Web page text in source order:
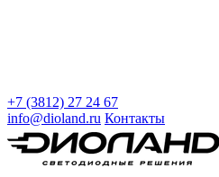
+7 (3812) 27 24 67
info@dioland.ru Контакты